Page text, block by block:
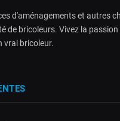
d'aménagements et autres
de bricoleurs. Vivez la passion
vrai bricoleur.